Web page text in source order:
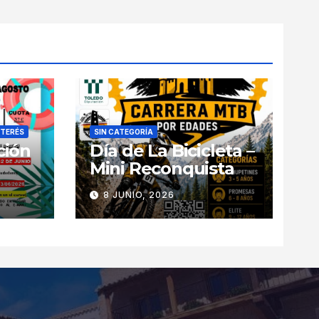
SIN CATEGORÍA
Día de La Bicicleta –
Mini Reconquista
8 JUNIO, 2026